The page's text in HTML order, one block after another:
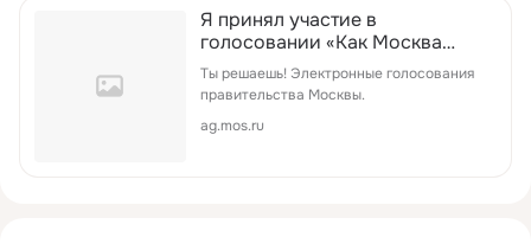
Я принял участие в
голосовании «Как Москва
отметит Новый год?» в проекте
«Активный гражданин» и
получил 20 баллов
Ты решаешь! Электронные голосования
правительства Москвы.
ag.mos.ru